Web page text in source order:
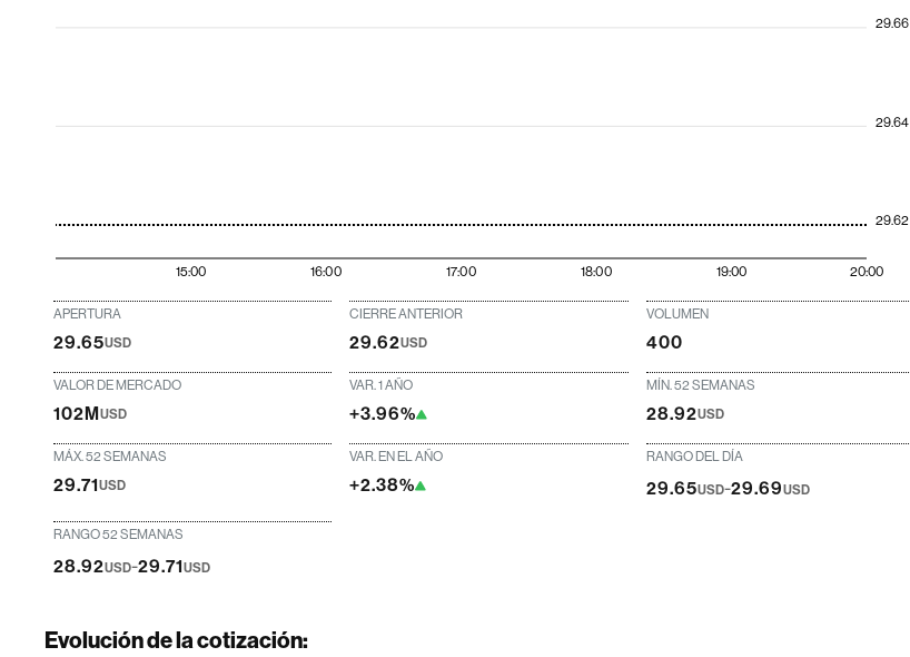
15:00 16:00 17:00 18:00 19:00 20:00
29.62
29.64
29.66
APERTURA
29.65USD
CIERRE ANTERIOR
29.62USD
VOLUMEN
400
VALOR DE MERCADO
102MUSD
VAR. 1 AÑO
+3.96%
MÍN. 52 SEMANAS
28.92USD
MÁX. 52 SEMANAS
29.71USD
VAR. EN EL AÑO
+2.38%
RANGO DEL DÍA
29.65USD-29.69USD
RANGO 52 SEMANAS
28.92USD-29.71USD
Evolución de la cotización: